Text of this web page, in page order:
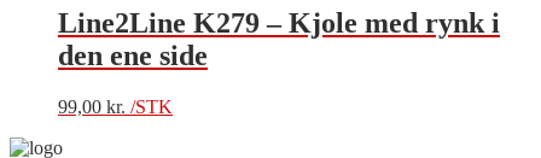
Line2Line K279 – Kjole med rynk i
den ene side
99,00 kr. /STK